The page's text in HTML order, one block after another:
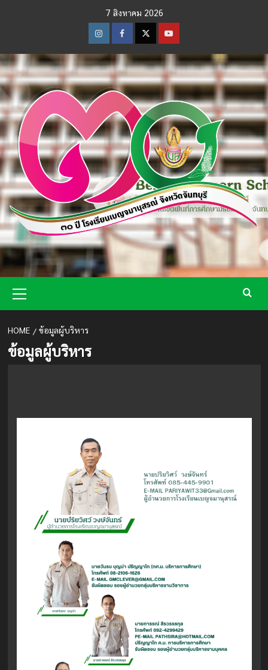
7 สิงหาคม 2026
InstagramFacebookTwitterYoutube
Menu
HOME ข้อมูลผู้บริหาร
ข้อมูลผู้บริหาร